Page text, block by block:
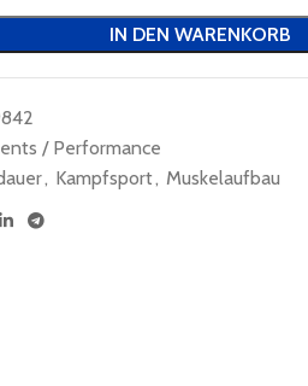
IN DEN WARENKORB
/ Performance
, Kampfsport, Muskelaufbau